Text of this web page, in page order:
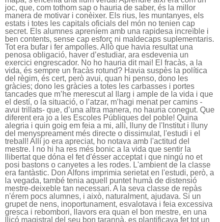
joc, que, com tothom sap o hauria de saber, és la millor
manera de motivar i conèixer. Els rius, les muntanyes, els
estats i totes les capitals oficials del món no tenien cap
secret. Els alumnes apreníem amb una rapidesa increïble i
ben contents, sense cap esforç ni maldecaps suplementaris.
Tot era bufar i fer ampolles. Allò que havia resultat una
penosa obligació, haver d’estudiar, ara esdevenia un
exercici engrescador. No ho hauria dit mai! El fracàs, a la
vida, és sempre un fracàs rotund? Havia suspès la política
del règim, és cert, però avui, quan hi penso, dono les
gràcies; dono les gràcies a totes les carbasses i portes
tancades que m’he merescut al llarg i ample de la vida i que
el destí, o la situació, o l’atzar, m’hagi menat per camins -
avui trillats- que, d’una altra manera, no hauria conegut. Que
diferent era jo a les Escoles Públiques del poble! Quina
alegria i quin goig em feia a mi, allí, lluny de l'Institut i lluny
del menyspreament més directe o dissimulat, l'estudi i el
treball! Allí jo era apreciat, ho notava amb l'actitud del
mestre. I no hi ha res més bonic a la vida que sentir la
llibertat que dóna el fet d'ésser acceptat i que ningú no et
posi bastons o canyetes a les rodes. L'ambient de la classe
era fantàstic. Don Alfons imprimia serietat en l'estudi, però, a
la vegada, també tenia aquell puntet humà de distensió
mestre-deixeble tan necessari. A la seva classe de repàs
n'érem pocs alumnes, i això, naturalment, ajudava. Si un
grupet de nens, inoportunament, esvalotava i feia excessiva
gresca i rebombori, llavors era quan el bon mestre, en una
lliçó magistral del seu bon tarannà, es plantificava fet tot un